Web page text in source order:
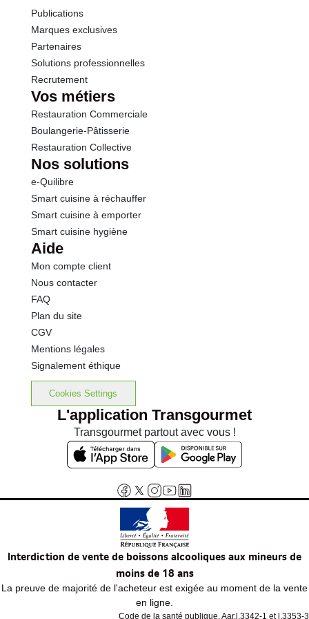
Publications
Marques exclusives
Partenaires
Solutions professionnelles
Recrutement
Vos métiers
Restauration Commerciale
Boulangerie-Pâtisserie
Restauration Collective
Nos solutions
e-Quilibre
Smart cuisine à réchauffer
Smart cuisine à emporter
Smart cuisine hygiène
Aide
Mon compte client
Nous contacter
FAQ
Plan du site
CGV
Mentions légales
Signalement éthique
Cookies Settings
L'application Transgourmet
Transgourmet partout avec vous !
Interdiction de vente de boissons alcooliques aux mineurs de
moins de 18 ans
La preuve de majorité de l'acheteur est exigée au moment de la vente
en ligne.
Code de la santé publique, Aar.l.3342-1 et l.3353-3